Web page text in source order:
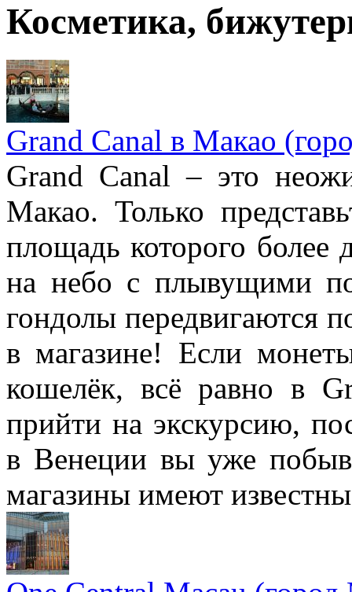
Косметика,
Grand Canal в Макао
Grand Canal – это
Макао. Только
площадь которого более
на небо с плывущими
гондолы передвигаются
в магазине! Если
кошелёк, всё равно в
прийти на экскурсию,
в Венеции вы уже
магазины имеют